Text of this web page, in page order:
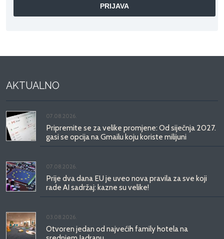
AKTUALNO
07.08.2026.
Pripremite se za velike promjene: Od siječnja 2027.
gasi se opcija na Gmailu koju koriste milijuni
07.08.2026.
Prije dva dana EU je uveo nova pravila za sve koji
rade AI sadržaj: kazne su velike!
03.08.2026.
Otvoren jedan od najvećih family hotela na